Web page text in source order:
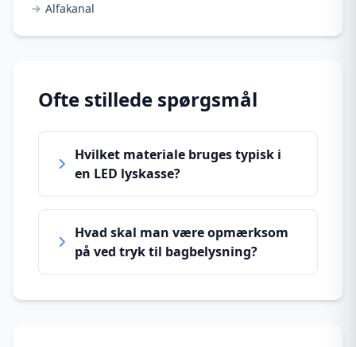
Alfakanal
Ofte stillede spørgsmål
Hvilket materiale bruges typisk i
en LED lyskasse?
Hvad skal man være opmærksom
på ved tryk til bagbelysning?